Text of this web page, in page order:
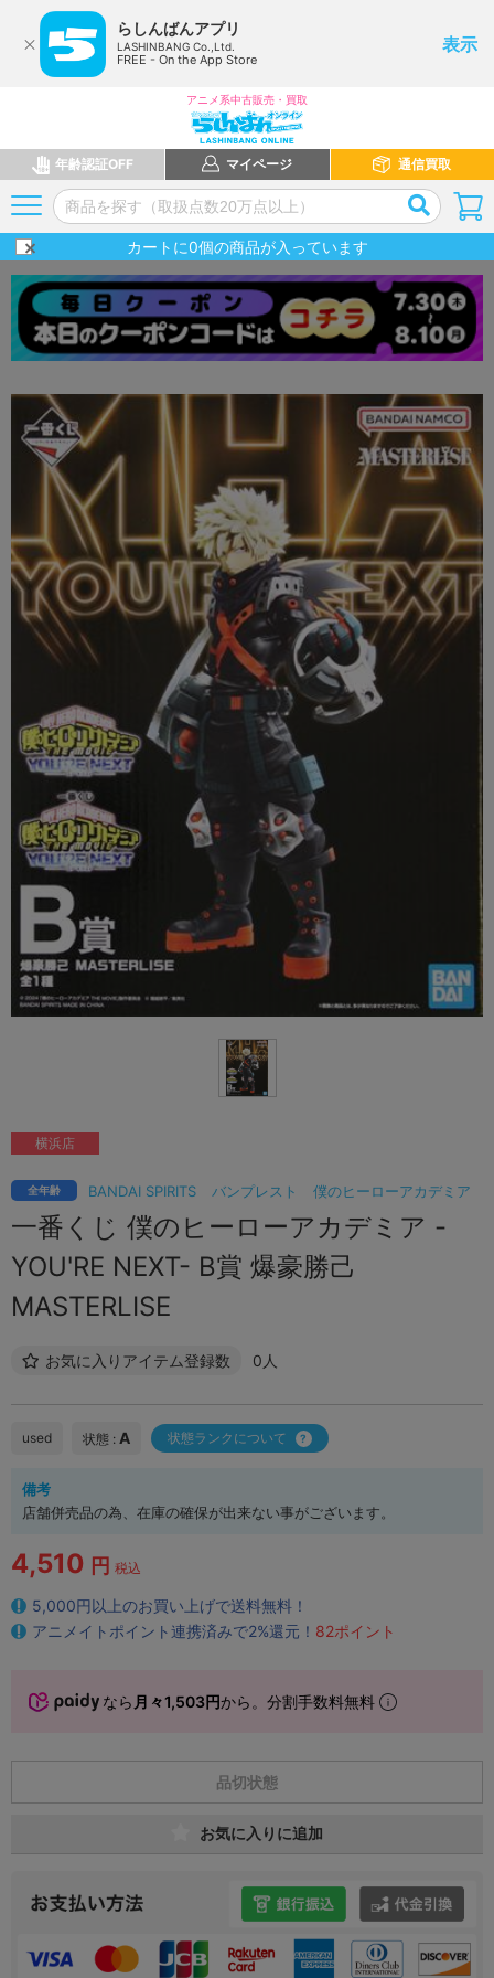
らしんばんアプリ
LASHINBANG Co.,Ltd.
FREE - On the App Store
表示
アニメ系中古販売・買取
年齢認証OFF マイページ 通信買取
カートに0個の商品が入っています
BANDAI SPIRITS バンプレスト 僕のヒーローアカデミア
全年齢
一番くじ 僕のヒーローアカデミア -
YOU'RE NEXT- B賞 爆豪勝己
MASTERLISE
お気に入りアイテム登録数 0人
横浜店
used 状態 : A 状態ランクについて
備考
店舗併売品の為、在庫の確保が出来ない事がございます。
4,510 円 税込
5,000円以上のお買い上げで送料無料！
アニメイトポイント連携済みで2%還元！ 82ポイント
なら 月々1,503円から。分割手数料無料
品切状態
お気に入りに追加